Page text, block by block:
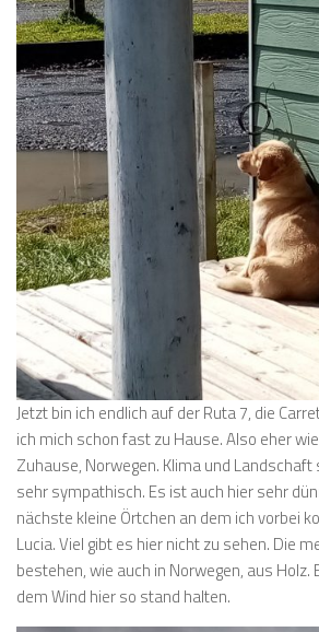
Jetzt bin ich endlich auf der Ruta 7, die
ich mich schon fast zu Hause. Also eher
Zuhause, Norwegen. Klima und Landschaft
sehr sympathisch. Es ist auch hier sehr
nächste kleine Örtchen an dem ich vorbei
Lucia. Viel gibt es hier nicht zu sehen. Die
bestehen, wie auch in Norwegen, aus Holz.
dem Wind hier so stand halten.